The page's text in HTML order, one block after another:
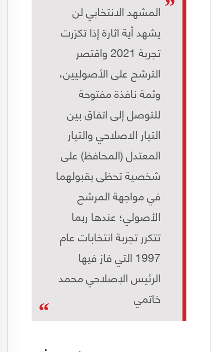
المشهد الانتخابي لن
يشهد أية اثارة إذا تكرّرت
تجربة 2021 واقتصر
الترشح علی الأصوليين،
وثمة نافذة مفتوحة
للتوصل إلى اتفاق بين
التيار الاصلاحي والتيار
المعتدل (المحافظ) علی
شخصية تحظی بقبولهما
في مواجهة المرشح
الأصولي؛ عندها ربما
تتكرر تجربة انتخابات عام
1997 التي فاز فيها
الرئيس الإصلاحي محمد
خاتمي